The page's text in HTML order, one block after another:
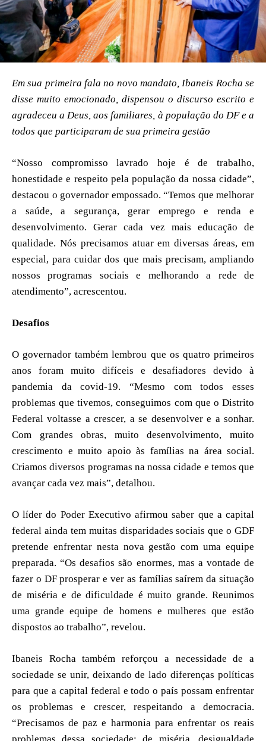
Em sua primeira fala no novo mandato, Ibaneis Rocha se
disse muito emocionado, dispensou o discurso escrito e
agradeceu a Deus, aos familiares, à população do DF e a
todos que participaram de sua primeira gestão
“Nosso compromisso lavrado hoje é de trabalho,
honestidade e respeito pela população da nossa cidade”,
destacou o governador empossado. “Temos que melhorar
a saúde, a segurança, gerar emprego e renda e
desenvolvimento. Gerar cada vez mais educação de
qualidade. Nós precisamos atuar em diversas áreas, em
especial, para cuidar dos que mais precisam, ampliando
nossos programas sociais e melhorando a rede de
atendimento”, acrescentou.
Desafios
O governador também lembrou que os quatro primeiros
anos foram muito difíceis e desafiadores devido à
pandemia da covid-19. “Mesmo com todos esses
problemas que tivemos, conseguimos com que o Distrito
Federal voltasse a crescer, a se desenvolver e a sonhar.
Com grandes obras, muito desenvolvimento, muito
crescimento e muito apoio às famílias na área social.
Criamos diversos programas na nossa cidade e temos que
avançar cada vez mais”, detalhou.
O líder do Poder Executivo afirmou saber que a capital
federal ainda tem muitas disparidades sociais que o GDF
pretende enfrentar nesta nova gestão com uma equipe
preparada. “Os desafios são enormes, mas a vontade de
fazer o DF prosperar e ver as famílias saírem da situação
de miséria e de dificuldade é muito grande. Reunimos
uma grande equipe de homens e mulheres que estão
dispostos ao trabalho”, revelou.
Ibaneis Rocha também reforçou a necessidade de a
sociedade se unir, deixando de lado diferenças políticas
para que a capital federal e todo o país possam enfrentar
os problemas e crescer, respeitando a democracia.
“Precisamos de paz e harmonia para enfrentar os reais